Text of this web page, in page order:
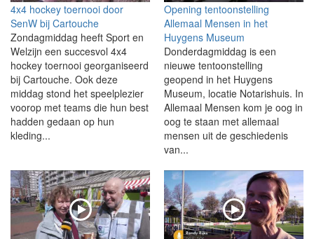
4x4 hockey toernooi door
SenW bij Cartouche
Zondagmiddag heeft Sport en
Welzijn een succesvol 4x4
hockey toernooi georganiseerd
bij Cartouche. Ook deze
middag stond het speelplezier
voorop met teams die hun best
hadden gedaan op hun
kleding...
Opening tentoonstelling
Allemaal Mensen in het
Huygens Museum
Donderdagmiddag is een
nieuwe tentoonstelling
geopend in het Huygens
Museum, locatie Notarishuis. In
Allemaal Mensen kom je oog in
oog te staan met allemaal
mensen uit de geschiedenis
van...